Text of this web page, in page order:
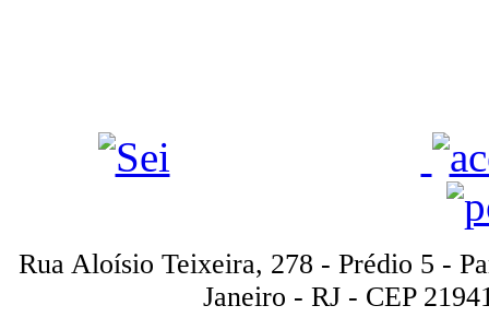
Rua Aloísio Teixeira, 278 - Prédio 5 -
Janeiro - RJ - CEP